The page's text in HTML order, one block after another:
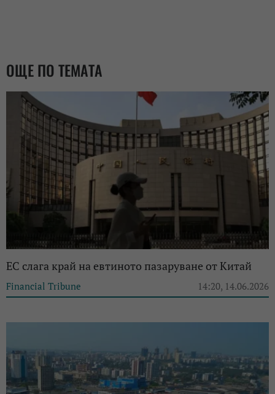
ОЩЕ ПО ТЕМАТА
ЕС слага край на евтиното пазаруване от Китай
Financial Tribune 14:20, 14.06.2026